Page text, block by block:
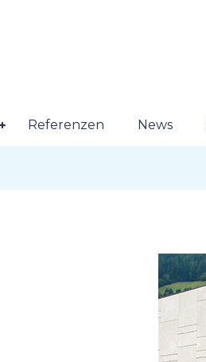
Referenzen News